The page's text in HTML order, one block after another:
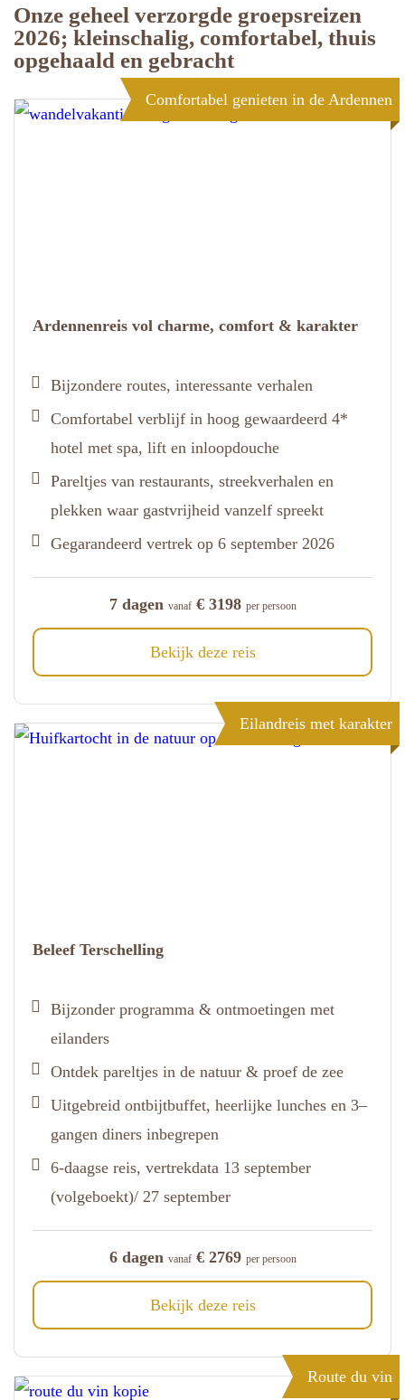
Onze geheel verzorgde groepsreizen
2026; kleinschalig, comfortabel, thuis
opgehaald en gebracht
Comfortabel genieten in de Ardennen
Ardennenreis vol charme, comfort & karakter
Bijzondere routes, interessante verhalen
Comfortabel verblijf in hoog gewaardeerd 4*
hotel met spa, lift en inloopdouche
Pareltjes van restaurants, streekverhalen en
plekken waar gastvrijheid vanzelf spreekt
Gegarandeerd vertrek op 6 september 2026
7 dagen vanaf€ 3198 per persoon
Bekijk deze reis
Eilandreis met karakter
Beleef Terschelling
Bijzonder programma & ontmoetingen met
eilanders
Ontdek pareltjes in de natuur & proef de zee
Uitgebreid ontbijtbuffet, heerlijke lunches en 3–
gangen diners inbegrepen
6-daagse reis, vertrekdata 13 september
(volgeboekt)/ 27 september
6 dagen vanaf€ 2769 per persoon
Bekijk deze reis
Route du vin